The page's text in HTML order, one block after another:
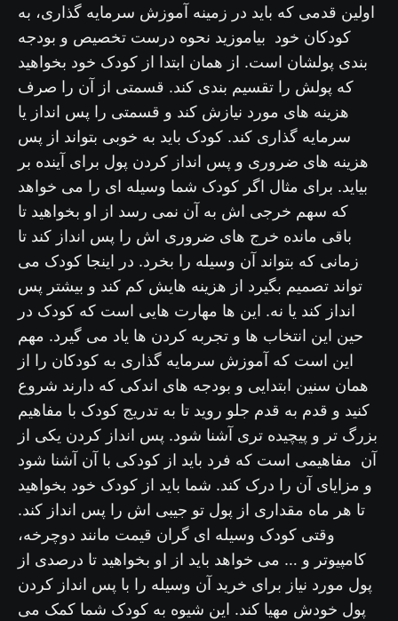
اولین قدمی که باید در زمینه آموزش سرمایه گذاری، به
کودکان خود بیاموزید نحوه درست تخصیص و بودجه
بندی پولشان است. از همان ابتدا از کودک خود بخواهید
که پولش را تقسیم بندی کند. قسمتی از آن را صرف
هزینه های مورد نیازش کند و قسمتی را پس انداز یا
سرمایه گذاری کند. کودک باید به خوبی بتواند از پس
هزینه های ضروری و پس انداز کردن پول برای آینده بر
بیاید. برای مثال اگر کودک شما وسیله ای را می خواهد
که سهم خرجی اش به آن نمی رسد از او بخواهید تا
باقی مانده خرج های ضروری اش را پس انداز کند تا
زمانی که بتواند آن وسیله را بخرد. در اینجا کودک می
تواند تصمیم بگیرد از هزینه هایش کم کند و بیشتر پس
انداز کند یا نه. این ها مهارت هایی است که کودک در
حین این انتخاب ها و تجربه کردن ها یاد می گیرد. مهم
این است که آموزش سرمایه گذاری به کودکان را از
همان سنین ابتدایی و بودجه های اندکی که دارند شروع
کنید و قدم به قدم جلو روید تا به تدریج کودک با مفاهیم
بزرگ تر و پیچیده تری آشنا شود. پس انداز کردن یکی از
آن مفاهیمی است که فرد باید از کودکی با آن آشنا شود
و مزایای آن را درک کند. شما باید از کودک خود بخواهید
تا هر ماه مقداری از پول تو جیبی اش را پس انداز کند.
وقتی کودک وسیله ای گران قیمت مانند دوچرخه،
کامپیوتر و … می خواهد باید از او بخواهید تا درصدی از
پول مورد نیاز برای خرید آن وسیله را با پس انداز کردن
پول خودش مهیا کند. این شیوه به کودک شما کمک می